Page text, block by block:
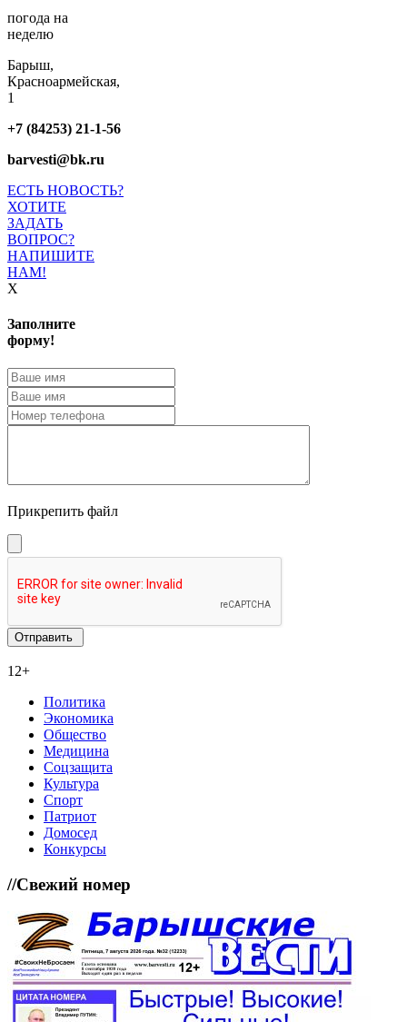
погода на
неделю
Барыш,
Красноармейская,
1
+7 (84253) 21-1-56
barvesti@bk.ru
ЕСТЬ НОВОСТЬ?
ХОТИТЕ
ЗАДАТЬ
ВОПРОС?
НАПИШИТЕ
НАМ!
X
Заполните
форму!
Прикрепить файл
12+
Политика
Экономика
Общество
Медицина
Соцзащита
Культура
Спорт
Патриот
Домосед
Конкурсы
//Свежий номер